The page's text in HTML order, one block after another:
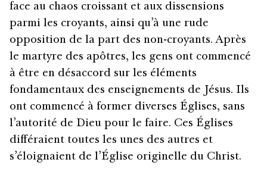
face au chaos croissant et aux dissensions
parmi les croyants, ainsi qu’à une rude
opposition de la part des non-croyants. Après
le martyre des apôtres, les gens ont commencé
à être en désaccord sur les éléments
fondamentaux des enseignements de Jésus. Ils
ont commencé à former diverses Églises, sans
l’autorité de Dieu pour le faire. Ces Églises
différaient toutes les unes des autres et
s’éloignaient de l’Église originelle du Christ.